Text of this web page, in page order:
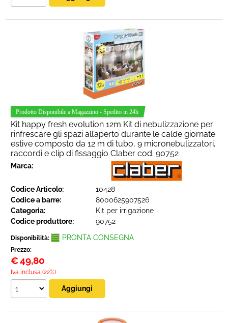
Kit happy fresh evolution 12m Kit di nebulizzazione per
rinfrescare gli spazi all’aperto durante le calde giornate
estive composto da 12 m di tubo, 9 micronebulizzatori,
raccordi e clip di fissaggio Claber cod. 90752
Marca:
Codice Articolo:
10428
Codice a barre:
8000625907526
Categoria:
Kit per irrigazione
Codice produttore:
90752
Disponibilità: PRONTA CONSEGNA
Prezzo:
€49,80
Iva inclusa (22%)